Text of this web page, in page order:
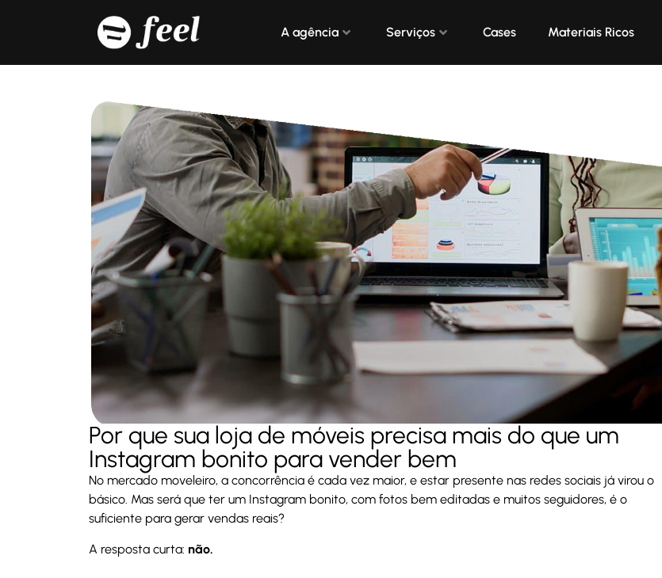
A agência Serviços Cases Materiais Ricos
Por que sua loja de móveis precisa mais do que um
Instagram bonito para vender bem
No mercado moveleiro, a concorrência é cada vez maior, e estar presente nas redes sociais já virou o
básico. Mas será que ter um Instagram bonito, com fotos bem editadas e muitos seguidores, é o
suficiente para gerar vendas reais?
A resposta curta: não.